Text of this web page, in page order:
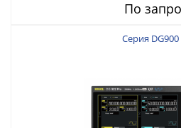
По
Серия DG900